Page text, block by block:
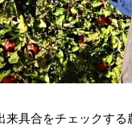
来具合をチェックする